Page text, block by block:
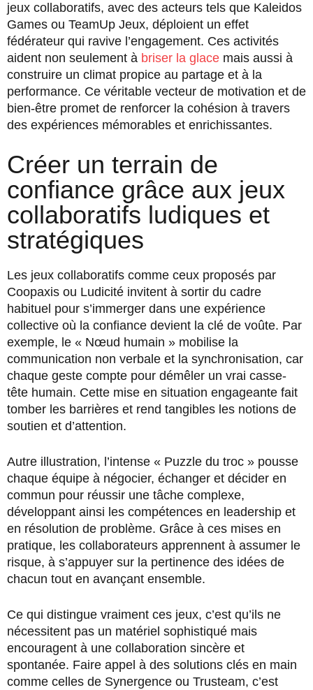
jeux collaboratifs, avec des acteurs tels que Kaleidos
Games ou TeamUp Jeux, déploient un effet
fédérateur qui ravive l’engagement. Ces activités
aident non seulement à briser la glace mais aussi à
construire un climat propice au partage et à la
performance. Ce véritable vecteur de motivation et de
bien-être promet de renforcer la cohésion à travers
des expériences mémorables et enrichissantes.
Créer un terrain de
confiance grâce aux jeux
collaboratifs ludiques et
stratégiques
Les jeux collaboratifs comme ceux proposés par
Coopaxis ou Ludicité invitent à sortir du cadre
habituel pour s’immerger dans une expérience
collective où la confiance devient la clé de voûte. Par
exemple, le « Nœud humain » mobilise la
communication non verbale et la synchronisation, car
chaque geste compte pour démêler un vrai casse-
tête humain. Cette mise en situation engageante fait
tomber les barrières et rend tangibles les notions de
soutien et d’attention.
Autre illustration, l’intense « Puzzle du troc » pousse
chaque équipe à négocier, échanger et décider en
commun pour réussir une tâche complexe,
développant ainsi les compétences en leadership et
en résolution de problème. Grâce à ces mises en
pratique, les collaborateurs apprennent à assumer le
risque, à s’appuyer sur la pertinence des idées de
chacun tout en avançant ensemble.
Ce qui distingue vraiment ces jeux, c’est qu’ils ne
nécessitent pas un matériel sophistiqué mais
encouragent à une collaboration sincère et
spontanée. Faire appel à des solutions clés en main
comme celles de Synergence ou Trusteam, c’est